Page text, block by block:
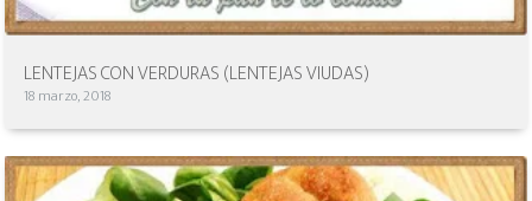
LENTEJAS CON VERDURAS (LENTEJAS VIUDAS)
18 marzo, 2018